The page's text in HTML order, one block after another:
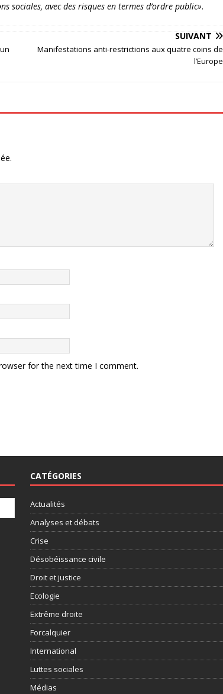
avec des risques en termes d’ordre public».
SUIVANT
Manifestations anti-restrictions aux quatre coins de
l’Europe
for the next time I comment.
CATÉGORIES
Actualités
Analyses et débats
Crise
Désobéissance civile
Droit et justice
Ecologie
Extrême droite
Forcalquier
International
Luttes sociales
Médias